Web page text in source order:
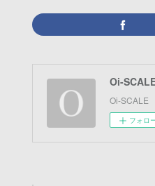
Oi-
Oi-SCALE
フォロ